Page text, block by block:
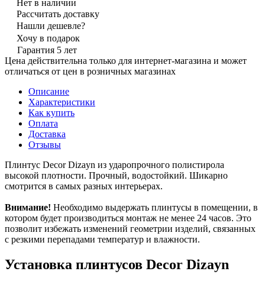
Нет в наличии
Рассчитать доставку
Нашли дешевле?
Хочу в подарок
Гарантия 5 лет
Цена действительна только для интернет-магазина и может
отличаться от цен в розничных магазинах
Описание
Характеристики
Как купить
Оплата
Доставка
Отзывы
Плинтус Decor Dizayn из ударопрочного полистирола
высокой плотности. Прочный, водостойкий. Шикарно
смотрится в самых разных интерьерах.
Внимание! Необходимо выдержать плинтусы в помещении, в
котором будет производиться монтаж не менее 24 часов. Это
позволит избежать изменений геометрии изделий, связанных
с резкими перепадами температур и влажности.
Установка плинтусов Decor Dizayn